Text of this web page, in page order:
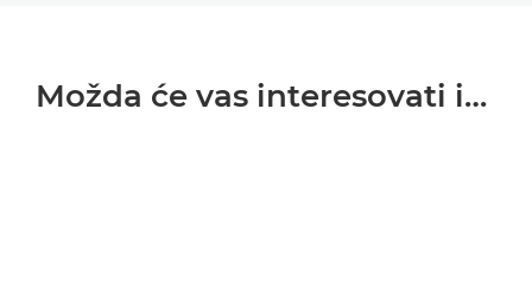
Možda će vas interesovati i…